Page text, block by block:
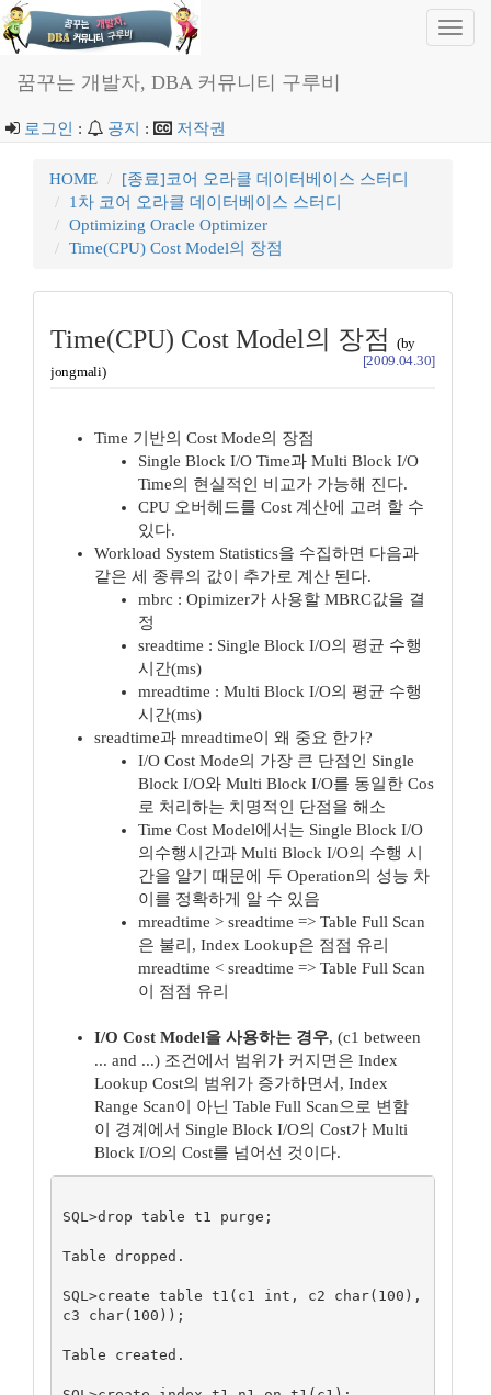
꿈꾸는 개발자, DBA 커뮤니티 구루비
로그인 : 공지 : 저작권
HOME
[종료]코어 오라클 데이터베이스 스터디
1차 코어 오라클 데이터베이스 스터디
Optimizing Oracle Optimizer
Time(CPU) Cost Model의 장점
Time(CPU) Cost Model의 장점 (by
jongmali)
[2009.04.30]
Time 기반의 Cost Mode의 장점
Single Block I/O Time과 Multi Block I/O
Time의 현실적인 비교가 가능해 진다.
CPU 오버헤드를 Cost 계산에 고려 할 수
있다.
Workload System Statistics을 수집하면 다음과
같은 세 종류의 값이 추가로 계산 된다.
mbrc : Opimizer가 사용할 MBRC값을 결
정
sreadtime : Single Block I/O의 평균 수행
시간(ms)
mreadtime : Multi Block I/O의 평균 수행
시간(ms)
sreadtime과 mreadtime이 왜 중요 한가?
I/O Cost Mode의 가장 큰 단점인 Single
Block I/O와 Multi Block I/O를 동일한 Cos
로 처리하는 치명적인 단점을 해소
Time Cost Model에서는 Single Block I/O
의수행시간과 Multi Block I/O의 수행 시
간을 알기 때문에 두 Operation의 성능 차
이를 정확하게 알 수 있음
mreadtime > sreadtime => Table Full Scan
은 불리, Index Lookup은 점점 유리
mreadtime < sreadtime => Table Full Scan
이 점점 유리
I/O Cost Model을 사용하는 경우, (c1 between
... and ...) 조건에서 범위가 커지면은 Index
Lookup Cost의 범위가 증가하면서, Index
Range Scan이 아닌 Table Full Scan으로 변함
이 경계에서 Single Block I/O의 Cost가 Multi
Block I/O의 Cost를 넘어선 것이다.
SQL>drop table t1 purge;
Table dropped.
SQL>create table t1(c1 int, c2 char(100),
c3 char(100));
Table created.